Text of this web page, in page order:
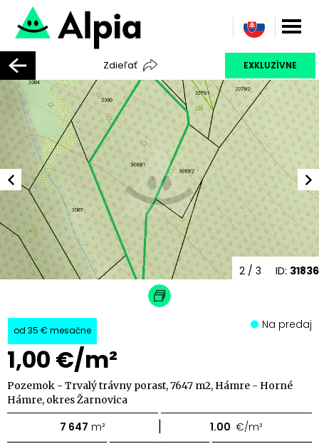
Zdieľať EXKLUZÍVNE
ID: 31836
2 / 3
od 35 € mesačne
1,00 €/m²
Na predaj
Pozemok - Trvalý trávny porast, 7647 m2, Hámre - Horné
Hámre, okres Žarnovica
7 647 m² | 1.00 €/m²